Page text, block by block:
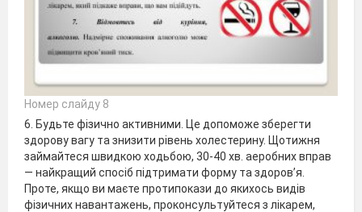
Номер слайду 8
6. Будьте фізично активними. Це допоможе зберегти
здорову вагу та знизити рівень холестерину. Щотижня
займайтеся швидкою ходьбою, 30-40 хв. аеробних вправ
— найкращий спосіб підтримати форму та здоров’я.
Проте, якщо ви маєте протипокази до якихось видів
фізичних навантажень, проконсультуйтеся з лікарем,